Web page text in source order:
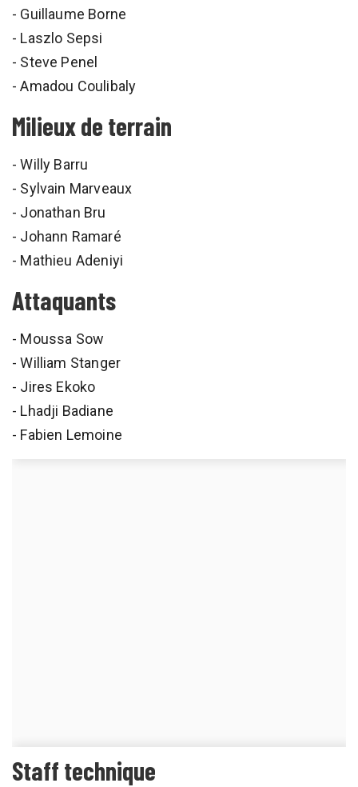
- Guillaume Borne
- Laszlo Sepsi
- Steve Penel
- Amadou Coulibaly
Milieux de terrain
- Willy Barru
- Sylvain Marveaux
- Jonathan Bru
- Johann Ramaré
- Mathieu Adeniyi
Attaquants
- Moussa Sow
- William Stanger
- Jires Ekoko
- Lhadji Badiane
- Fabien Lemoine
Staff technique